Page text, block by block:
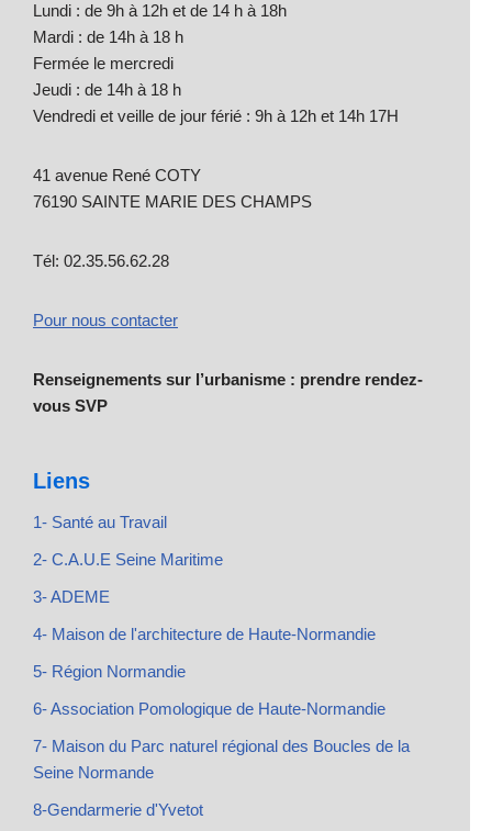
Lundi : de 9h à 12h et de 14 h à 18h
Mardi : de 14h à 18 h
Fermée le mercredi
Jeudi : de 14h à 18 h
Vendredi et veille de jour férié : 9h à 12h et 14h 17H
41 avenue René COTY
76190 SAINTE MARIE DES CHAMPS
Tél: 02.35.56.62.28
Pour nous contacter
Renseignements sur l’urbanisme : prendre rendez-
vous SVP
Liens
1- Santé au Travail
2- C.A.U.E Seine Maritime
3- ADEME
4- Maison de l'architecture de Haute-Normandie
5- Région Normandie
6- Association Pomologique de Haute-Normandie
7- Maison du Parc naturel régional des Boucles de la
Seine Normande
8-Gendarmerie d'Yvetot